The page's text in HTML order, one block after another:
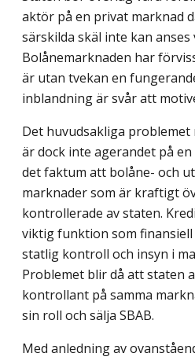
aktör på en privat marknad
särskilda skäl inte kan anses
Bolånemarknaden har
är utan tvekan en
inblandning är svår att
Det huvudsakliga problemet
är dock inte agerandet på
det faktum att bolåne- och
marknader som är kraftigt
kontrollerade av staten.
viktig funktion som
statlig kontroll och insyn i
Problemet blir då att staten
kontrollant på samma
sin roll och sälja SBAB.
Med anledning av